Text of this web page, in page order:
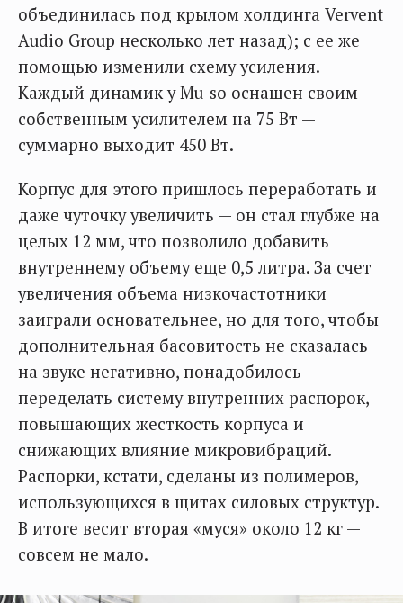
объединилась под крылом холдинга Vervent
Audio Group несколько лет назад); с ее же
помощью изменили схему усиления.
Каждый динамик у Mu-so оснащен своим
собственным усилителем на 75 Вт —
суммарно выходит 450 Вт.
Корпус для этого пришлось переработать и
даже чуточку увеличить — он стал глубже на
целых 12 мм, что позволило добавить
внутреннему объему еще 0,5 литра. За счет
увеличения объема низкочастотники
заиграли основательнее, но для того, чтобы
дополнительная басовитость не сказалась
на звуке негативно, понадобилось
переделать систему внутренних распорок,
повышающих жесткость корпуса и
снижающих влияние микровибраций.
Распорки, кстати, сделаны из полимеров,
использующихся в щитах силовых структур.
В итоге весит вторая «муся» около 12 кг —
совсем не мало.